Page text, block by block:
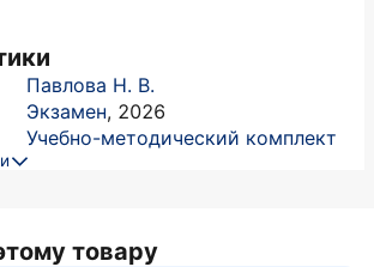
Павлова Н. В.
Экзамен, 2026
Учебно-методический комплект
товару